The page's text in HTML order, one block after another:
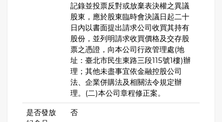
記錄並投票反對或放棄表決權之異議
股東，應於股東臨時會決議日起二十
日內以書面提出請求公司收買其持有
股份，並列明請求收買價格及交存股
票之憑證，向本公司行政管理處(地
址：臺北市民生東路三段115號1樓)辦
理；其他未盡事宜依金融控股公司
法、企業併購法及相關法令規定辦
理。(二)本公司章程修正案。
是否發放
否